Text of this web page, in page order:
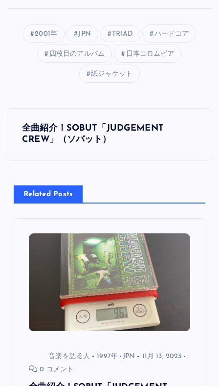
2001年 JPN TRIAD ハードコア
四枚目のアルバム 日本コロムビア
紙ジャケット
投
稿
ビ
全曲紹介！SOBUT「JUDGEMENT
CREW」（ソバット）
Related Posts
音楽を語る人 1997年 JPN
11月 13, 2023
0 コメント